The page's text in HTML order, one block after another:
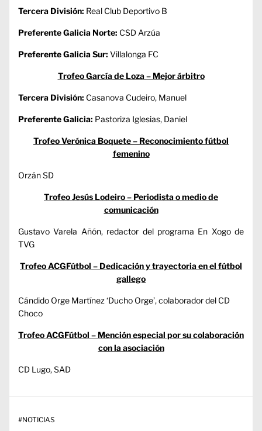
Tercera División: Real Club Deportivo B
Preferente Galicia Norte: CSD Arzúa
Preferente Galicia Sur: Villalonga FC
Trofeo García de Loza – Mejor árbitro
Tercera División: Casanova Cudeiro, Manuel
Preferente Galicia: Pastoriza Iglesias, Daniel
Trofeo Verónica Boquete – Reconocimiento fútbol
femenino
Orzán SD
Trofeo Jesús Lodeiro – Periodista o medio de
comunicación
Gustavo Varela Añón, redactor del programa En Xogo de
TVG
Trofeo ACGFútbol – Dedicación y trayectoria en el fútbol
gallego
Cándido Orge Martínez ‘Ducho Orge’, colaborador del CD
Choco
Trofeo ACGFútbol – Mención especial por su colaboración
con la asociación
CD Lugo, SAD
#NOTICIAS